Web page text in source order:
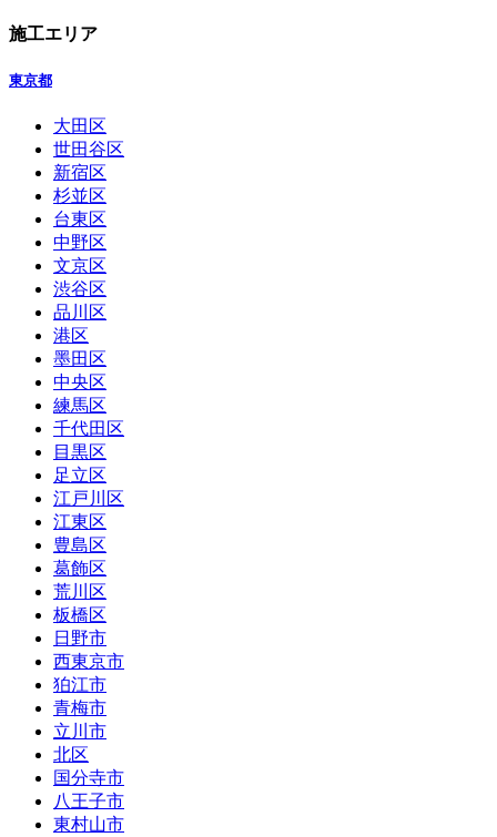
施工エリア
東京都
大田区
世田谷区
新宿区
杉並区
台東区
中野区
文京区
渋谷区
品川区
港区
墨田区
中央区
練馬区
千代田区
目黒区
足立区
江戸川区
江東区
豊島区
葛飾区
荒川区
板橋区
日野市
西東京市
狛江市
青梅市
立川市
北区
国分寺市
八王子市
東村山市